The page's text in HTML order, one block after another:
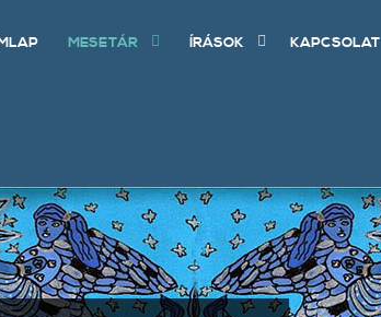
MESETÁR ÍRÁSOK KAPCSOLAT